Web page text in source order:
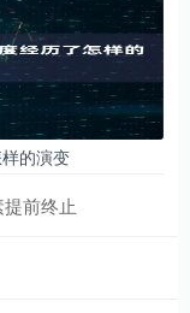
的演变
前终止